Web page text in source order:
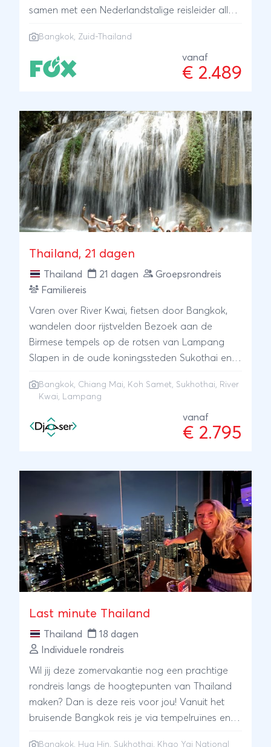
samen met een Nederlandstalige reisleider alle
Bangkok, de groene jungle en paradijselijke
stranden: het wordt één groot avontuur voor
het hele gezin.
Bangkok, Zuid-Thailand
vanaf
€ 2.489
Thailand, 21 dagen
Thailand 21 dagen
Groepsrondreis
Familiereis
Varen over River Kwai, fietsen door Bangkok,
wandelen door rijstvelden Bezoek aan de
Birmese tempels op de rotsen van Lampang
Slapen in de oude koningssteden Sukothai en
van het eiland Koh Samed
Bangkok, Chiang Mai, Koh Samet, Sukhothai, River
Kwai, Lampang
vanaf
€ 2.795
Last minute Thailand
Thailand
18 dagen
Individuele rondreis
Wil jij deze zomervakantie nog een prachtige
rondreis langs de hoogtepunten van Thailand
maken? Dan is deze reis voor jou! Vanuit het
bruisende Bangkok reis je via tempelruïnes en
Bangkok, Hua Hin, Sukhothai, Khao Yai National